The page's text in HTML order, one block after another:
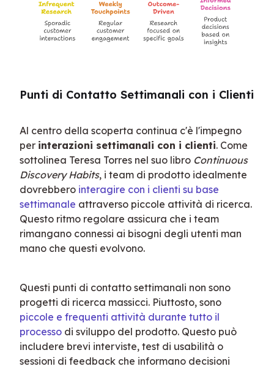
Punti di Contatto Settimanali con i Clienti
Al centro della scoperta continua c'è l'impegno
per interazioni settimanali con i clienti. Come
sottolinea Teresa Torres nel suo libro Continuous
Discovery Habits, i team di prodotto idealmente
dovrebbero interagire con i clienti su base
settimanale attraverso piccole attività di ricerca.
Questo ritmo regolare assicura che i team
rimangano connessi ai bisogni degli utenti man
mano che questi evolvono.
Questi punti di contatto settimanali non sono
piccole e frequenti attività durante tutto il
processo di sviluppo del prodotto. Questo può
includere brevi interviste, test di usabilità o
sessioni di feedback che informano decisioni